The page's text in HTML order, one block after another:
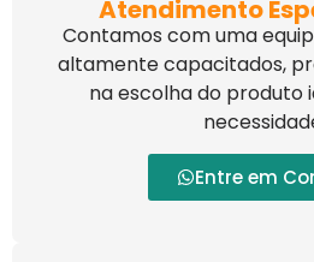
Atendimento
Contamos com uma
altamente capacitados,
na escolha do produto
Entre em